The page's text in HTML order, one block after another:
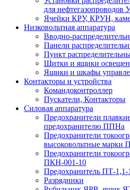
для
Ячейки КРУ, КРУН,
Низковольтная аппаратура
Вводно-
Панели
Пункт
Щитки и ящики
Ящики и шкафы
Контакторы и устройства
Командоконтроллер
Пускатели, Контакторы
Силовая аппаратура
Предохранители
предохранителю ППНа
Предохранители
высоковольтные марки
Предохранители
ПКН-001-10
Предохранитель ПТ-1,1-
Разрядники